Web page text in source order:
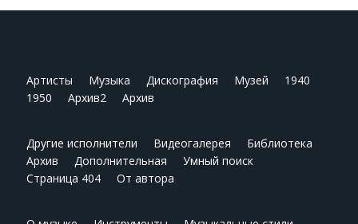
Артисты Музыка Дискография Музей
1940
1950
Архив2 Архив
Другие исполнители Видеогалерея
Библиотека
Архив
Дополнительная
Умный поиск
Страница 404
От автора